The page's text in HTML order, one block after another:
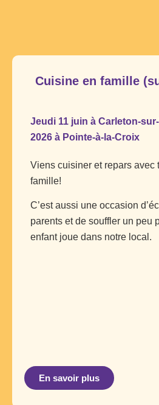
Cuisine en famille
Jeudi 11 juin à Carleton-
2026 à Pointe-à-la-Croix
Viens cuisiner et repars avec
famille!
C’est aussi une occasion
parents et de souffler un peu
enfant joue dans notre local.
En savoir plus